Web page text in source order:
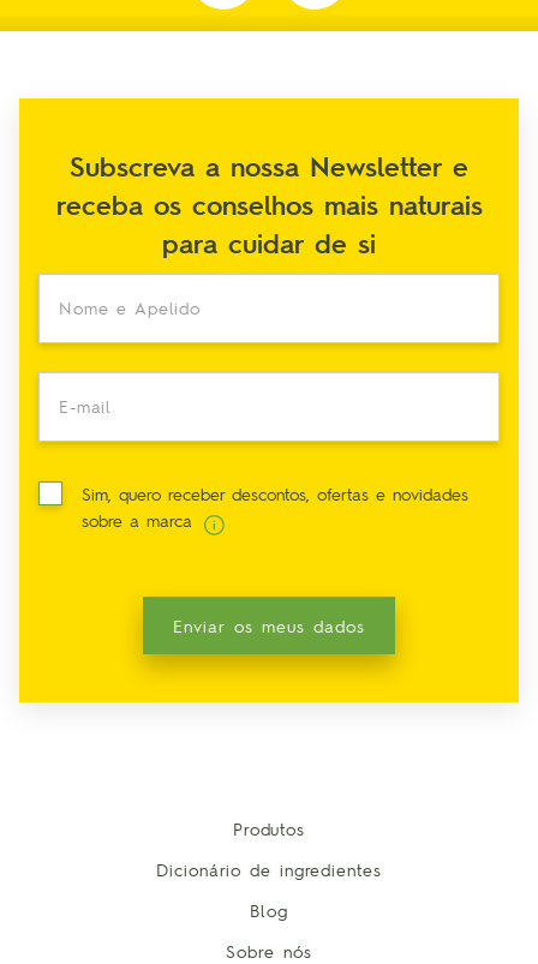
Subscreva a nossa Newsletter e
receba os conselhos mais naturais
para cuidar de si
Nome e Apelido
E-mail
Sim, quero receber descontos, ofertas e novidades
sobre a marca
Enviar os meus dados
Produtos
Dicionário de ingredientes
Blog
Sobre nós